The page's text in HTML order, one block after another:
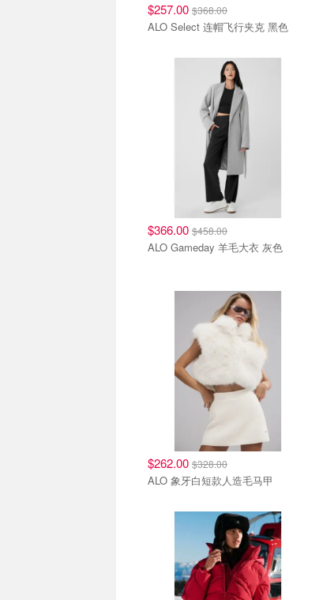
$257.00 $368.00
ALO Select 连帽飞行夹克 黑色
$366.00 $458.00
ALO Gameday 羊毛大衣 灰色
$262.00 $328.00
ALO 象牙白短款人造毛马甲